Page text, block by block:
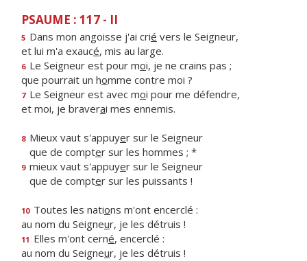
PSAUME : 117 - II
5 Dans mon angoisse j'ai crié vers le Seigneur,
et lui m'a exaucé, mis au large.
6 Le Seigneur est pour moi, je ne crains pas ;
que pourrait un homme contre moi ?
7 Le Seigneur est avec moi pour me défendre,
et moi, je braverai mes ennemis.
8 Mieux vaut s'appuyer sur le Seigneur
que de compter sur les hommes ; *
9 mieux vaut s'appuyer sur le Seigneur
que de compter sur les puissants !
10 Toutes les nations m'ont encerclé :
au nom du Seigneur, je les détruis !
11 Elles m'ont cerné, encerclé :
au nom du Seigneur, je les détruis !